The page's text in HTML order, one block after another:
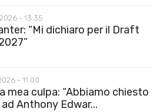
- 13:35
“Mi dichiaro per il Draft
- 11:00
mea culpa: “Abbiamo chiesto
Anthony Edwar...